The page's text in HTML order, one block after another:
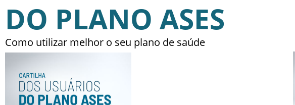
DO PLANO ASES
Como utilizar melhor o seu plano de saúde